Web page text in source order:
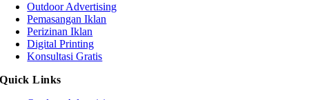
Outdoor Advertising
Pemasangan Iklan
Perizinan Iklan
Digital Printing
Konsultasi Gratis
Quick Links